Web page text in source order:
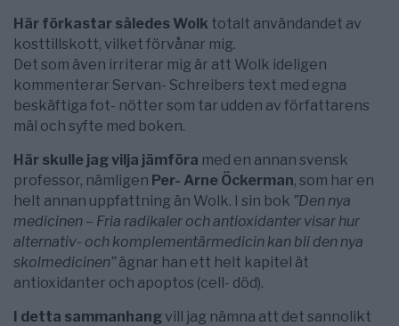
Här förkastar således Wolk totalt användandet av
kosttillskott, vilket förvånar mig.
Det som även irriterar mig är att Wolk ideligen
kommenterar Servan- Schreibers text med egna
beskäftiga fot- nötter som tar udden av författarens
mäl och syfte med boken.
Här skulle jag vilja jämföra med en annan svensk
professor, nämligen Per- Arne Öckerman, som har en
helt annan uppfattning än Wolk. I sin bok ”Den nya
medicinen – Fria radikaler och antioxidanter visar hur
alternativ- och komplementärmedicin kan bli den nya
skolmedicinen”ägnar han ett helt kapitel ät
antioxidanter och apoptos (cell- död).
I detta sammanhang vill jag nämna att det sannolikt